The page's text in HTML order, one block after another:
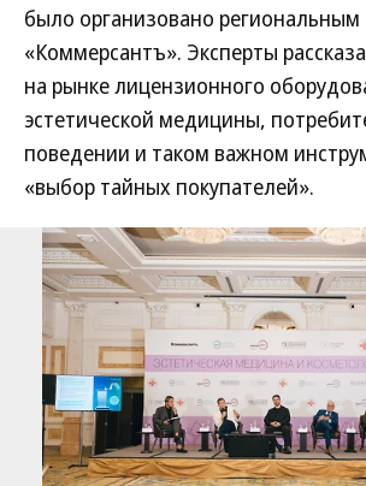
было организовано
«Коммерсантъ». Эксперты
на рынке лицензионного
эстетической медицины,
поведении и таком важном
«выбор тайных покупателей».